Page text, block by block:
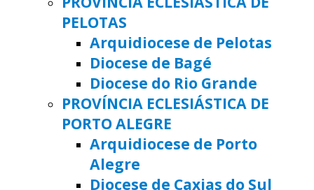
PELOTAS
Arquidiocese de Pelotas
Diocese de Bagé
Diocese do Rio Grande
PROVÍNCIA ECLESIÁSTICA DE
PORTO ALEGRE
Arquidiocese de Porto
Alegre
Diocese de Caxias do Sul